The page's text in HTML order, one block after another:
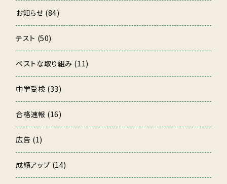
お知らせ (84)
テスト (50)
ベストな取り組み (11)
中学受検 (33)
合格速報 (16)
広告 (1)
成績アップ (14)